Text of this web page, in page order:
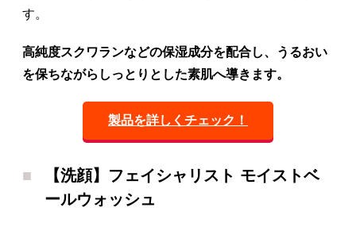
す。
高純度スクワランなどの保湿成分を配合し、うるおい
を保ちながらしっとりとした素肌へ導きます。
製品を詳しくチェック！
【洗顔】フェイシャリスト モイストベ
ールウォッシュ